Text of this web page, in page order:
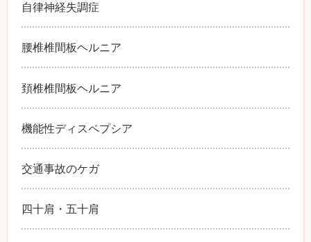
自律神経失調症
腰椎椎間板ヘルニア
頚椎椎間板ヘルニア
機能性ディスペプシア
交通事故のケガ
四十肩・五十肩